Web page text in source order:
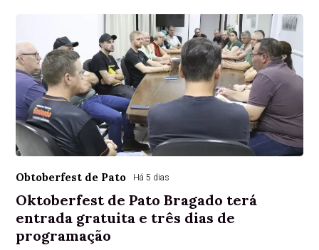
Obtoberfest de Pato Há 5 dias
Oktoberfest de Pato Bragado terá
entrada gratuita e três dias de
programação